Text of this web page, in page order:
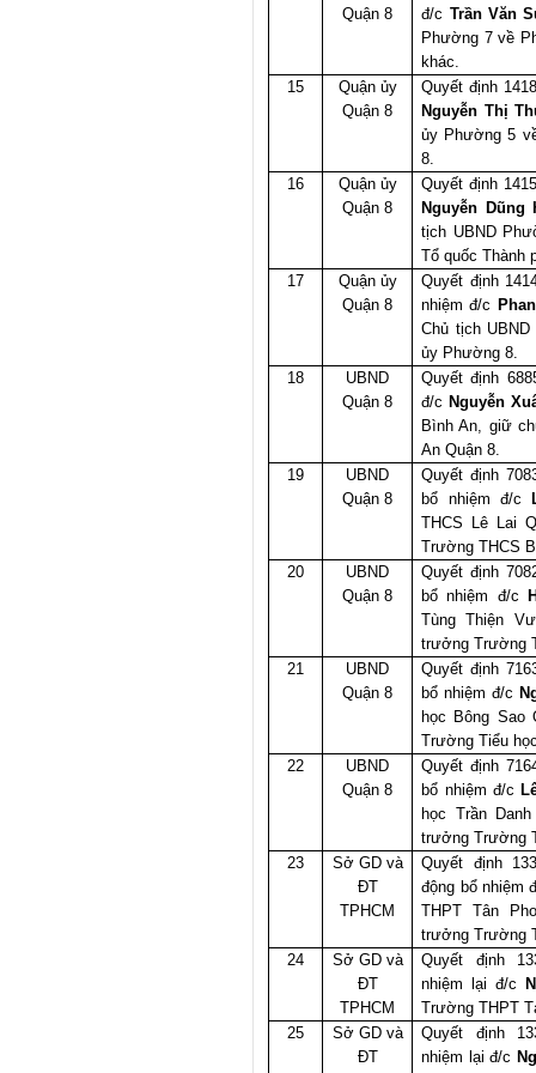
Quận 8 đ/c Trần Văn
Phường 7 về
khác.
15
Quận ủy
Quận 8
Quyết định
Nguyễn Thị
ủy Phường 5
8.
16
Quận ủy
Quận 8
Quyết định
Nguyễn Dũng
tịch UBND
Tổ quốc Thành
17
Quận ủy
Quận 8
Quyết định
nhiệm đ/c
Chủ tịch
ủy Phường 8.
18
UBND
Quận 8
Quyết định
đ/c Nguyễn
Bình An, giữ
An Quận 8.
19
UBND
Quận 8
Quyết định
bổ nhiệm đ/c
THCS Lê Lai
Trường THCS
20
UBND
Quận 8
Quyết định
bổ nhiệm đ/c
Tùng Thiện
trưởng Trường
21
UBND
Quận 8
Quyết định
bổ nhiệm đ/c
học Bông Sao
Trường Tiểu
22
UBND
Quận 8
Quyết định
bổ nhiệm đ/c
học Trần
trưởng Trường
23
Sở GD và
ĐT
TPHCM
Quyết định
động bổ nhiệm
THPT Tân
trưởng Trường
24
Sở GD và
ĐT
TPHCM
Quyết định
nhiệm lại đ/c
Trường THPT
25
Sở GD và
ĐT
Quyết định
nhiệm lại đ/c